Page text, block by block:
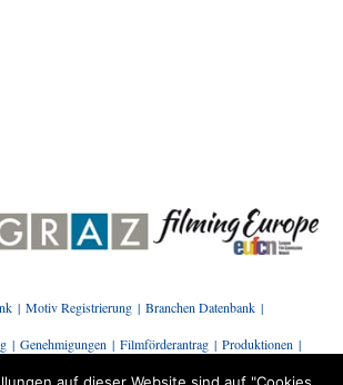
Motiv Registrierung Branchen Datenbank
Genehmigungen Filmförderantrag Produktionen
News Branchenstammtisch Kontakt